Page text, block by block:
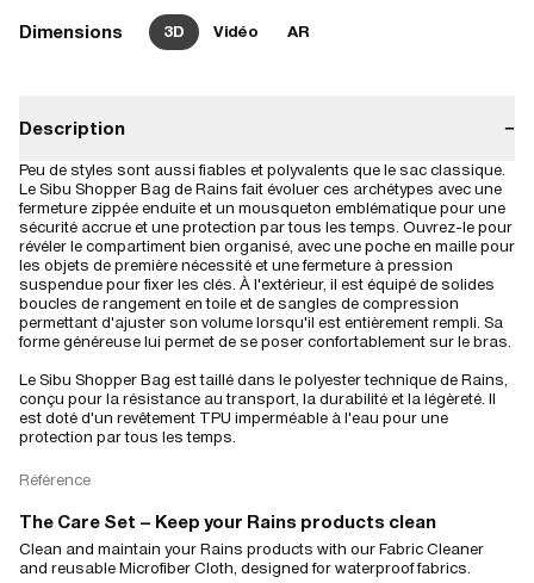
Dimensions 3D Vidéo AR
Description −
Peu de styles sont aussi fiables et polyvalents que le sac classique.
Le Sibu Shopper Bag de Rains fait évoluer ces archétypes avec une
fermeture zippée enduite et un mousqueton emblématique pour une
sécurité accrue et une protection par tous les temps. Ouvrez-le pour
révéler le compartiment bien organisé, avec une poche en maille pour
les objets de première nécessité et une fermeture à pression
suspendue pour fixer les clés. À l'extérieur, il est équipé de solides
boucles de rangement en toile et de sangles de compression
permettant d'ajuster son volume lorsqu'il est entièrement rempli. Sa
forme généreuse lui permet de se poser confortablement sur le bras.
Le Sibu Shopper Bag est taillé dans le polyester technique de Rains,
conçu pour la résistance au transport, la durabilité et la légèreté. Il
est doté d'un revêtement TPU imperméable à l'eau pour une
protection par tous les temps.
Référence
The Care Set – Keep your Rains products clean
Clean and maintain your Rains products with our Fabric Cleaner
and reusable Microfiber Cloth, designed for waterproof fabrics.